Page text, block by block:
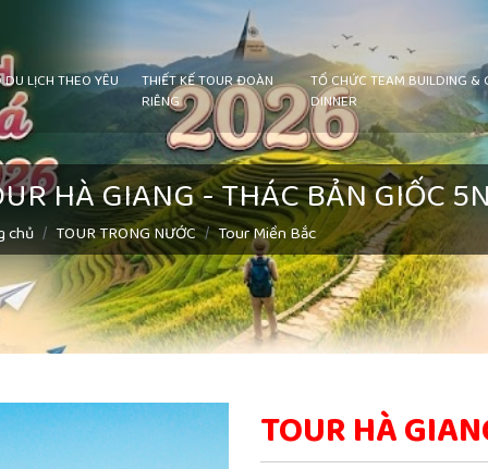
LỊCH THEO YÊU
THIẾT KẾ TOUR ĐOÀN
RIÊNG
TỔ CHỨC TEAM BUILDING &
DINNER
HÀ GIANG - THÁC BẢN GIỐC
chủ TOUR TRONG NƯỚC Tour Miền Bắc
TOUR HÀ